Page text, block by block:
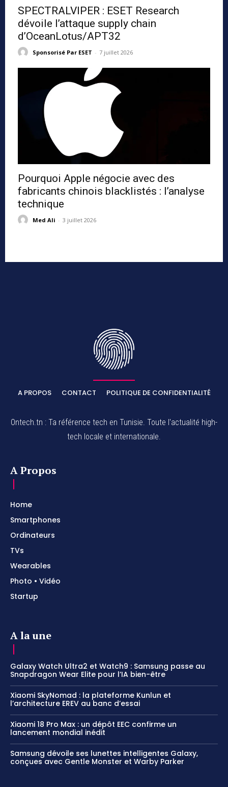
SPECTRALVIPER : ESET Research
dévoile l’attaque supply chain
d’OceanLotus/APT32
Sponsorisé Par ESET - 7 juillet 2026
Pourquoi Apple négocie avec des
fabricants chinois blacklistés : l’analyse
technique
Med Ali - 3 juillet 2026
A PROPOS CONTACT POLITIQUE DE CONFIDENTIALITÉ
Ontech.tn : Ta référence tech en Tunisie. Toute l'actualité high-
tech locale et internationale.
A Propos
Home
Smartphones
Ordinateurs
TVs
Wearables
Photo • Vidéo
Startup
A la une
Galaxy Watch Ultra2 et Watch9 : Samsung passe au
Snapdragon Wear Elite pour l’IA bien-être
Xiaomi SkyNomad : la plateforme Kunlun et
l’architecture EREV au banc d’essai
Xiaomi 18 Pro Max : un dépôt EEC confirme un
lancement mondial inédit
Samsung dévoile ses lunettes intelligentes Galaxy,
conçues avec Gentle Monster et Warby Parker